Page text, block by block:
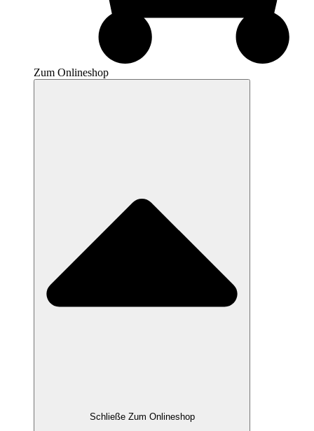
Zum Onlineshop
Schließe Zum Onlineshop